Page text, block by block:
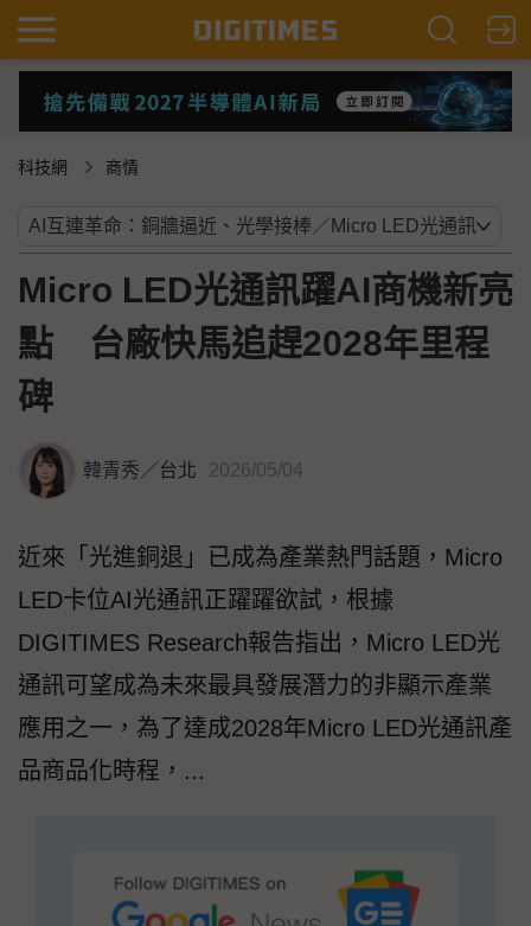
科技網 商情
Micro LED光通訊躍AI商機新亮
點 台廠快馬追趕2028年里程
碑
韓青秀／台北 2026/05/04
近來「光進銅退」已成為產業熱門話題，Micro
LED卡位AI光通訊正躍躍欲試，根據
DIGITIMES Research報告指出，Micro LED光
通訊可望成為未來最具發展潛力的非顯示產業
應用之一，為了達成2028年Micro LED光通訊產
品商品化時程，...